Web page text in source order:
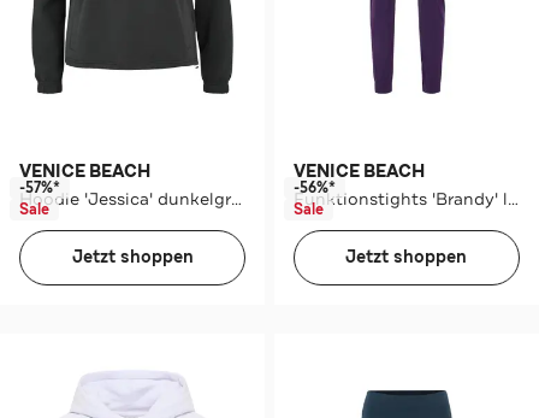
VENICE BEACH
Hoodie 'Jessica' dunkelgrau
-57%*
Sale
Jetzt shoppen
VENICE BEACH
Funktionstights 'Brandy' lila
-56%*
Sale
Jetzt shoppen